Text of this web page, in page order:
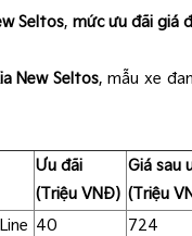
Seltos, mức ưu đãi giá
New Seltos, mẫu xe
Ưu đãi
(Triệu VNĐ)
Giá sau
(Triệu
40
724